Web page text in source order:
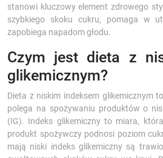
stanowi kluczowy element zdrowego
szybkiego skoku cukru, pomaga w
zapobiega napadom głodu.
Czym jest dieta z
glikemicznym?
Dieta z niskim indeksem glikemicznym
polega na spożywaniu produktów o
(IG). Indeks glikemiczny to miara,
produkt spożywczy podnosi poziom
mają niski indeks glikemiczny są